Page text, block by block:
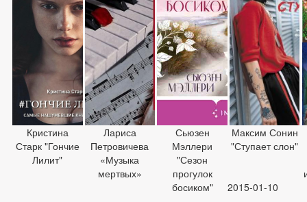
Кристина
Старк "Гончие
Лилит"
Лариса
Петровичева
«Музыка
мертвых»
Сьюзен
Мэллери
"Сезон
прогулок
босиком"
Максим Сонин
"Ступает слон"
2015-01-10